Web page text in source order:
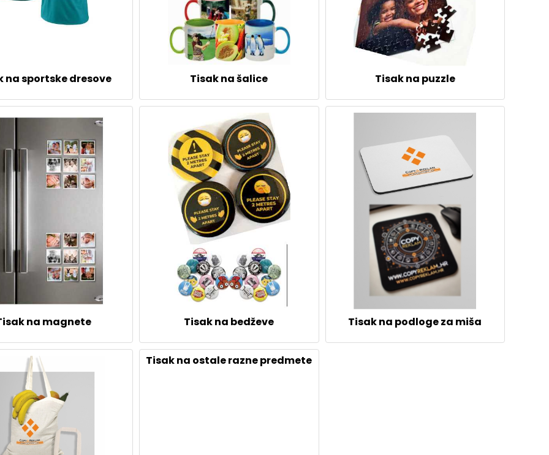
na sportske dresove Tisak na šalice Tisak na puzzle
na magnete Tisak na bedževe Tisak na podloge za miša
Tisak na ostale razne predmete